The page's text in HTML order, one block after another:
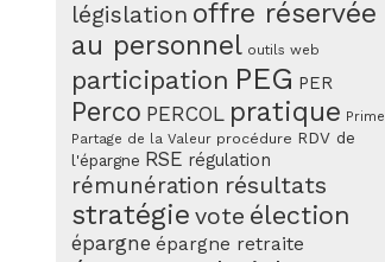
législation offre réservée
au personnel outils web
participation PEG PER
Perco PERCOL pratique Prime
Partage de la Valeur procédure RDV de
l'épargne RSE régulation
rémunération résultats
stratégie vote élection
épargne épargne retraite